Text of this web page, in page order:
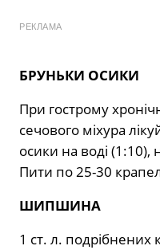
РЕКЛАМА
БРУНЬКИ ОСИКИ
При гострому
сечового міхура
осики на воді
Пити по 25-30
ШИПШИНА
1 ст. л.